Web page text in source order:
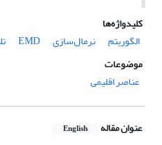
کلیدواژه‌ها
الگوریتم
نرمال‌سازی EMD
موضوعات
عناصر اقلیمی
عنوان مقاله English